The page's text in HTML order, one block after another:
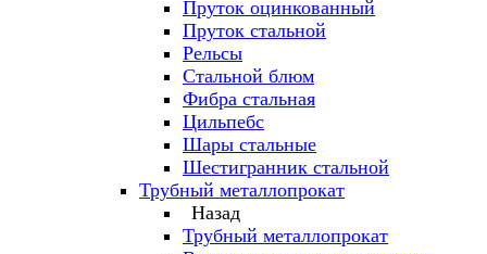
Пруток оцинкованный
Пруток стальной
Рельсы
Стальной блюм
Фибра стальная
Цильпебс
Шары стальные
Шестигранник стальной
Трубный металлопрокат
Назад
Трубный металлопрокат